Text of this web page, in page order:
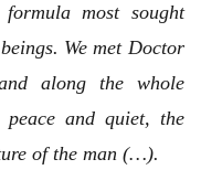
most sought
We met Doctor
along the whole
and quiet, the
of the man(…).